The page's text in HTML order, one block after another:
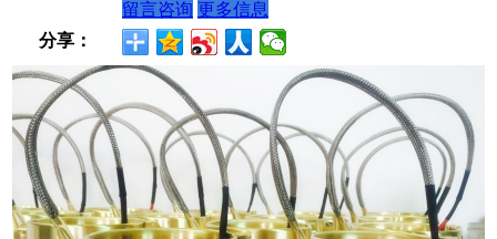
留言咨询 更多信息
分享：